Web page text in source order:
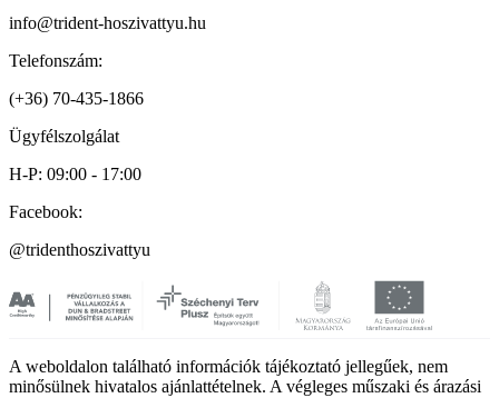
info@trident-hoszivattyu.hu
Telefonszám:
(+36) 70-435-1866
Ügyfélszolgálat
H-P: 09:00 - 17:00
Facebook:
@tridenthoszivattyu
A weboldalon található információk tájékoztató jellegűek, nem
minősülnek hivatalos ajánlattételnek. A végleges műszaki és árazási